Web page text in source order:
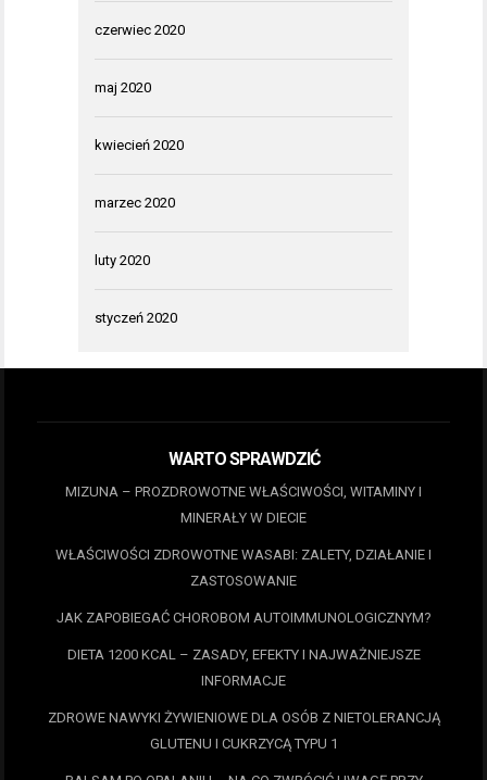
czerwiec 2020
maj 2020
kwiecień 2020
marzec 2020
luty 2020
styczeń 2020
WARTO SPRAWDZIĆ
MIZUNA – PROZDROWOTNE WŁAŚCIWOŚCI, WITAMINY I
MINERAŁY W DIECIE
WŁAŚCIWOŚCI ZDROWOTNE WASABI: ZALETY, DZIAŁANIE I
ZASTOSOWANIE
JAK ZAPOBIEGAĆ CHOROBOM AUTOIMMUNOLOGICZNYM?
DIETA 1200 KCAL – ZASADY, EFEKTY I NAJWAŻNIEJSZE
INFORMACJE
ZDROWE NAWYKI ŻYWIENIOWE DLA OSÓB Z NIETOLERANCJĄ
GLUTENU I CUKRZYCĄ TYPU 1